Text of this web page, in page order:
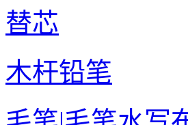
替芯
木杆铅笔